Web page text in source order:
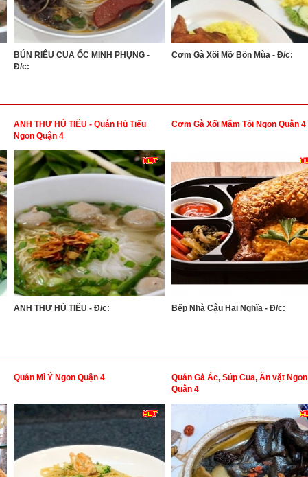
BÚN RIÊU CUA ỐC MINH PHỤNG -
Đ/c:
Cơm Gà Xối Mỡ Bốn Mùa - Đ/c:
ANH THƯ HỦ TIẾU - Quán Hủ Tiếu
Ngon Quận 4
ANH THƯ HỦ TIẾU - Đ/c:
Cơm Gà Xối Mắm Tỏi Ngon Quận 4
Bếp Nhà Cậu Hai Nghĩa - Đ/c:
Quán Mì Ý Ngon Quận 4
Quán Gà Ác, Súp Cua, Ăn vặt Ngon
Quận 4